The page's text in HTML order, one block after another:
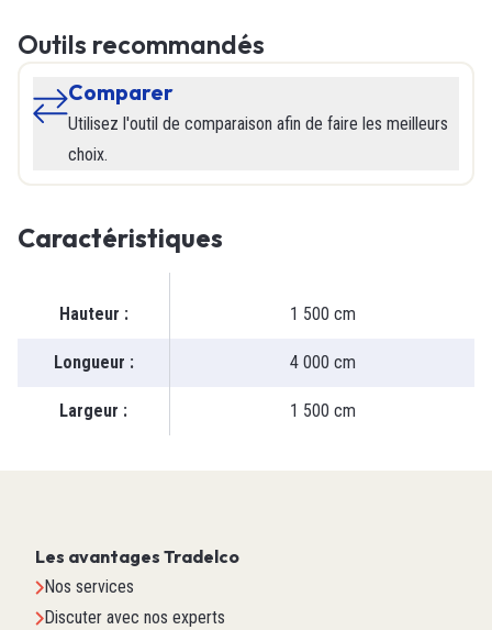
Outils recommandés
Comparer
Utilisez l'outil de comparaison afin de faire les meilleurs
choix.
Caractéristiques
Hauteur : 1 500 cm
Longueur : 4 000 cm
Largeur : 1 500 cm
Les avantages Tradelco
Nos services
Discuter avec nos experts